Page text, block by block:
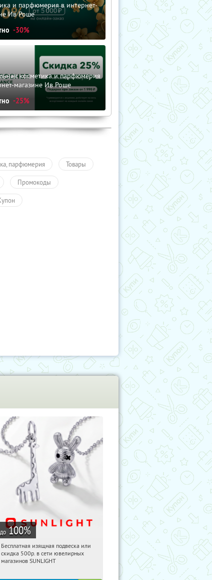
и парфюмерия в интернет-
Ив Роше
-30%
косметика и парфюмерия
магазине Ив Роше
-25%
парфюмерия Товары
Промокоды
до 100%
08:50:16 Получили:
Россия
Бесплатная изящная подвеска или
скидка 500р. в сети ювелирных
магазинов SUNLIGHT